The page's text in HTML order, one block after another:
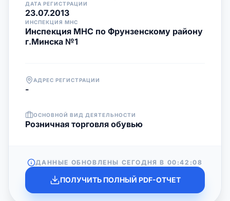
ДАТА РЕГИСТРАЦИИ
23.07.2013
ИНСПЕКЦИЯ МНС
Инспекция МНС по Фрунзенскому району
г.Минска №1
АДРЕС РЕГИСТРАЦИИ
-
ОСНОВНОЙ ВИД ДЕЯТЕЛЬНОСТИ
Розничная торговля обувью
ДАННЫЕ ОБНОВЛЕНЫ СЕГОДНЯ В 00:42:08
ПОЛУЧИТЬ ПОЛНЫЙ PDF-ОТЧЕТ